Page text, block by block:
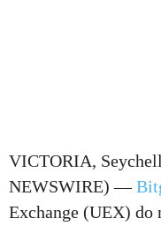
VICTORIA,
NEWSWIRE) —
Exchange (UEX) do